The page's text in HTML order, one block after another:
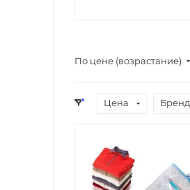
По цене (возрастание)
Цена Бренд
Отправим
13.08.2026
В наличии в пункте